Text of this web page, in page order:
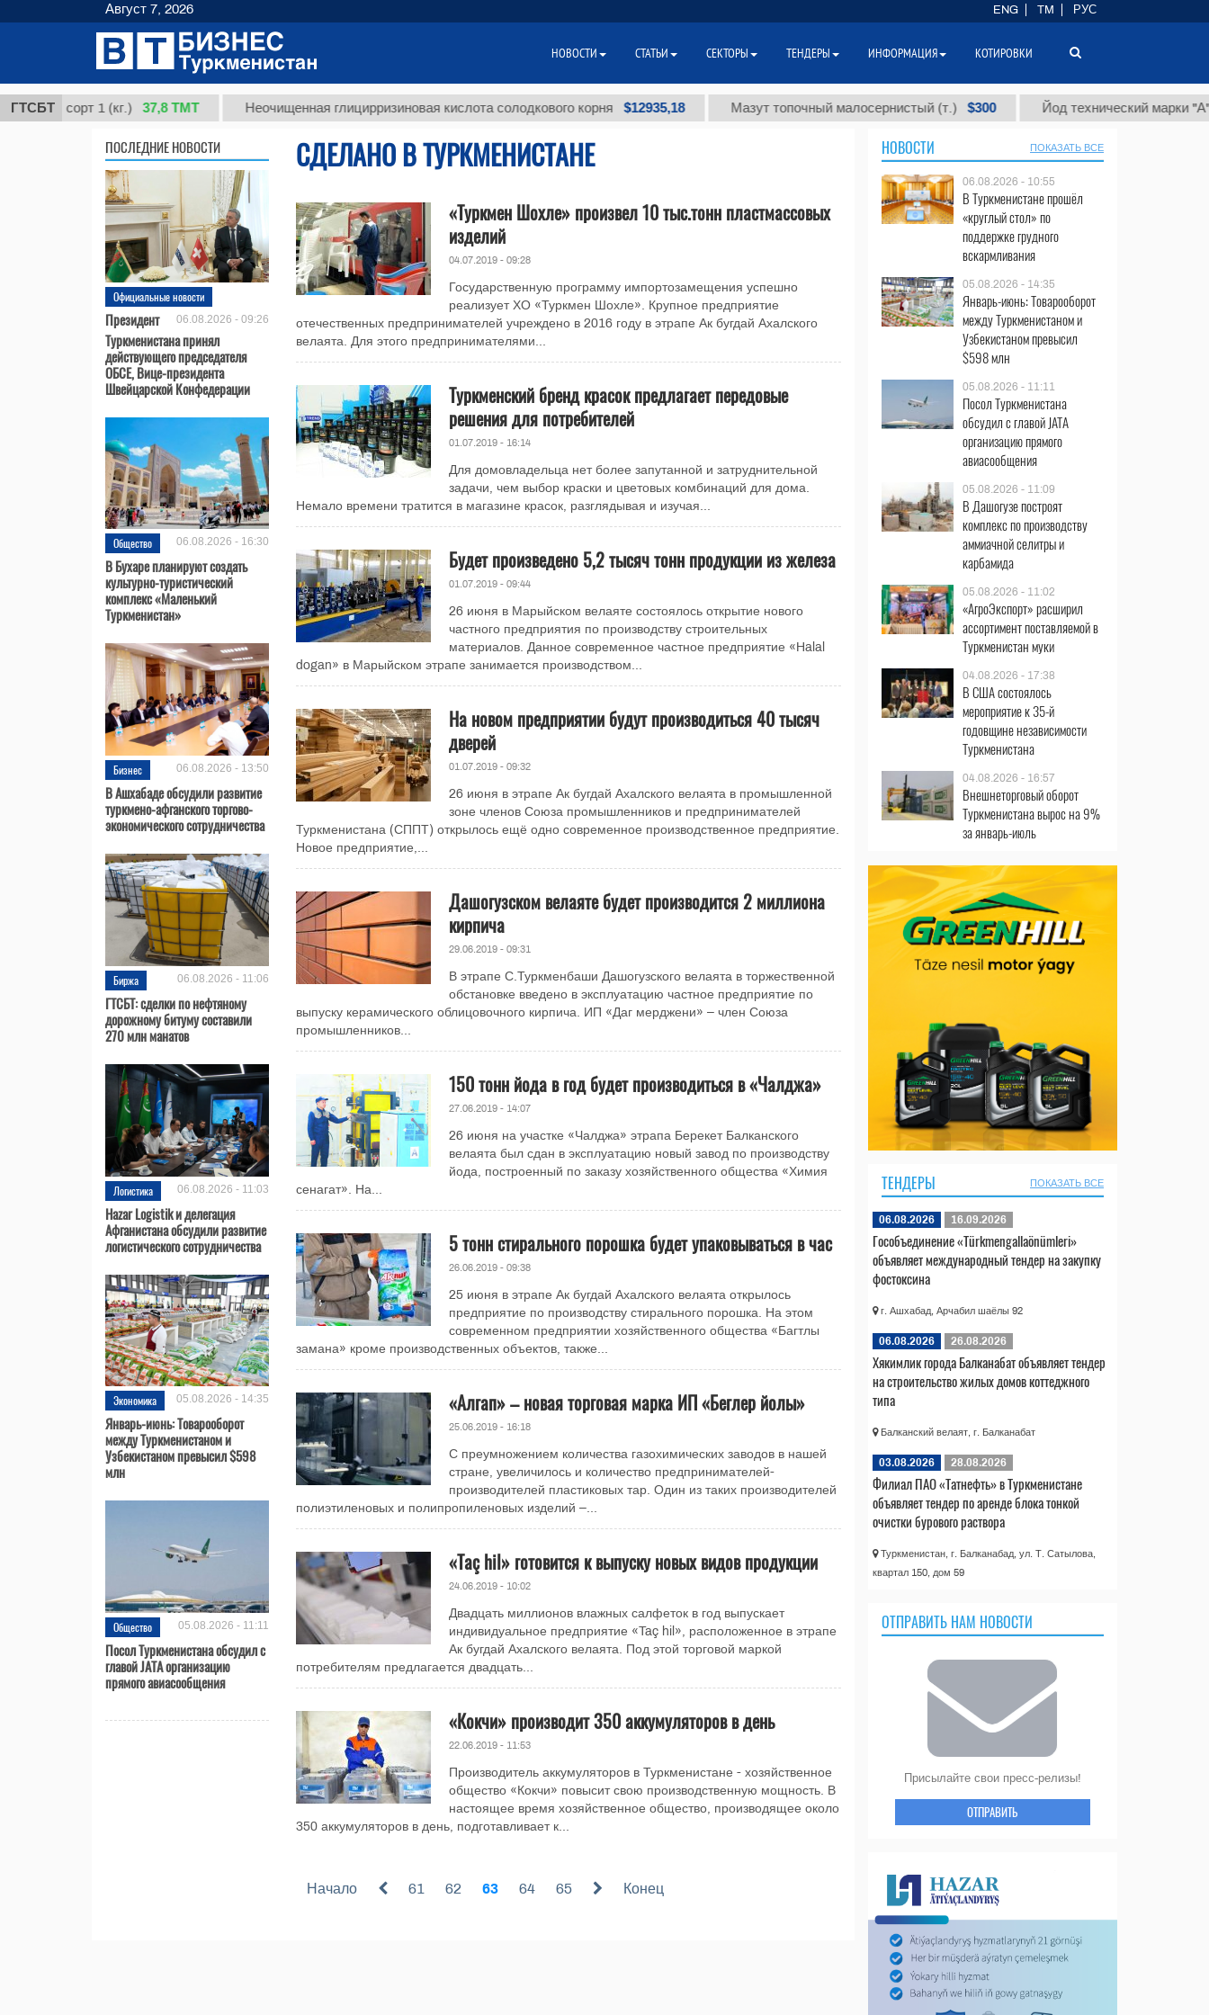
ГТСБТ
сорт 1 (кг.) 37,8 ТМТ Неочищенная глицирризиновая кислота солодкового корня $12935,18 Мазут топочный малосернистый (т.) $300 Йод технический марки "А" (т.)
ПОСЛЕДНИЕ НОВОСТИ
Официальные новости
06.08.2026 - 09:26
Президент
Туркменистана принял
действующего председателя
ОБСЕ, Вице-президента
Швейцарской Конфедерации
Общество 06.08.2026 - 16:30
В Бухаре планируют создать
культурно-туристический
комплекс «Маленький
Туркменистан»
Бизнес 06.08.2026 - 13:50
В Ашхабаде обсудили развитие
туркмено-афганского торгово-
экономического сотрудничества
Биржа 06.08.2026 - 11:06
ГТСБТ: сделки по нефтяному
дорожному битуму составили
270 млн манатов
Логистика 06.08.2026 - 11:03
Hazar Logistik и делегация
Афганистана обсудили развитие
логистического сотрудничества
Экономика 05.08.2026 - 14:35
Январь-июнь: Товарооборот
между Туркменистаном и
Узбекистаном превысил $598
млн
Общество 05.08.2026 - 11:11
Посол Туркменистана обсудил с
главой JATA организацию
прямого авиасообщения
СДЕЛАНО В ТУРКМЕНИСТАНЕ
«Туркмен Шохле» произвел 10 тыс.тонн пластмассовых
изделий
04.07.2019 - 09:28
Государственную программу импортозамещения успешно
реализует ХО «Туркмен Шохле». Крупное предприятие
отечественных предпринимателей учреждено в 2016 году в этрапе Ак бугдай Ахалского
велаята. Для этого предпринимателями...
Туркменский бренд красок предлагает передовые
решения для потребителей
01.07.2019 - 16:14
Для домовладельца нет более запутанной и затруднительной
задачи, чем выбор краски и цветовых комбинаций для дома.
Немало времени тратится в магазине красок, разглядывая и изучая...
Будет произведено 5,2 тысяч тонн продукции из железа
01.07.2019 - 09:44
26 июня в Марыйском велаяте состоялось открытие нового
частного предприятия по производству строительных
материалов. Данное современное частное предприятие «Halal
dogan» в Марыйском этрапе занимается производством...
На новом предприятии будут производиться 40 тысяч
дверей
01.07.2019 - 09:32
26 июня в этрапе Ак бугдай Ахалского велаята в промышленной
зоне членов Союза промышленников и предпринимателей
Туркменистана (СППТ) открылось ещё одно современное производственное предприятие.
Новое предприятие,...
Дашогузском велаяте будет производится 2 миллиона
кирпича
29.06.2019 - 09:31
В этрапе С.Туркменбаши Дашогузского велаята в торжественной
обстановке введено в эксплуатацию частное предприятие по
выпуску керамического облицовочного кирпича. ИП «Даг мерджени» – член Союза
промышленников...
150 тонн йода в год будет производиться в «Чалджа»
27.06.2019 - 14:07
26 июня на участке «Чалджа» этрапа Берекет Балканского
велаята был сдан в эксплуатацию новый завод по производству
йода, построенный по заказу хозяйственного общества «Химия
сенагат». На...
5 тонн стирального порошка будет упаковываться в час
26.06.2019 - 09:38
25 июня в этрапе Ак бугдай Ахалского велаята открылось
предприятие по производству стирального порошка. На этом
современном предприятии хозяйственного общества «Багтлы
замана» кроме производственных объектов, также...
«Алгап» – новая торговая марка ИП «Беглер йолы»
25.06.2019 - 16:18
С преумножением количества газохимических заводов в нашей
стране, увеличилось и количество предпринимателей-
производителей пластиковых тар. Один из таких производителей
полиэтиленовых и полипропиленовых изделий –...
«Taç hil» готовится к выпуску новых видов продукции
24.06.2019 - 10:02
Двадцать миллионов влажных салфеток в год выпускает
индивидуальное предприятие «Taç hil», расположенное в этрапе
Ак бугдай Ахалского велаята. Под этой торговой маркой
потребителям предлагается двадцать...
«Кокчи» производит 350 аккумуляторов в день
22.06.2019 - 11:53
Производитель аккумуляторов в Туркменистане - хозяйственное
общество «Кокчи» повысит свою производственную мощность. В
настоящее время хозяйственное общество, производящее около
350 аккумуляторов в день, подготавливает к...
Начало 61 62 63 64 65 Конец
НОВОСТИ ПОКАЗАТЬ ВСЕ
06.08.2026 - 10:55
В Туркменистане прошёл
«круглый стол» по
поддержке грудного
вскармливания
05.08.2026 - 14:35
Январь-июнь: Товарооборот
между Туркменистаном и
Узбекистаном превысил
$598 млн
05.08.2026 - 11:11
Посол Туркменистана
обсудил с главой JATA
организацию прямого
авиасообщения
05.08.2026 - 11:09
В Дашогузе построят
комплекс по производству
аммиачной селитры и
карбамида
05.08.2026 - 11:02
«АгроЭкспорт» расширил
ассортимент поставляемой в
Туркменистан муки
04.08.2026 - 17:38
В США состоялось
мероприятие к 35-й
годовщине независимости
Туркменистана
04.08.2026 - 16:57
Внешнеторговый оборот
Туркменистана вырос на 9%
за январь-июль
ТЕНДЕРЫ ПОКАЗАТЬ ВСЕ
06.08.2026 16.09.2026
Гособъединение «Türkmengallaönümleri»
объявляет международный тендер на закупку
фостоксина
г. Ашхабад, Арчабил шаёлы 92
06.08.2026 26.08.2026
Хякимлик города Балканабат объявляет тендер
на строительство жилых домов коттеджного
типа
Балканский велаят, г. Балканабат
03.08.2026 28.08.2026
Филиал ПАО «Татнефть» в Туркменистане
объявляет тендер по аренде блока тонкой
очистки бурового раствора
Туркменистан, г. Балканабад, ул. Т. Сатылова,
квартал 150, дом 59
ОТПРАВИТЬ НАМ НОВОСТИ
Присылайте свои пресс-релизы!
ОТПРАВИТЬ
Август 7, 2026 ENG TM РУС
НОВОСТИ СТАТЬИ СЕКТОРЫ ТЕНДЕРЫ ИНФОРМАЦИЯ КОТИРОВКИ